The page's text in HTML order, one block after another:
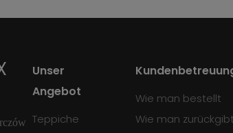
Unser
Angebot
Teppiche
Wie man bestellt
Wie man zurückgibt